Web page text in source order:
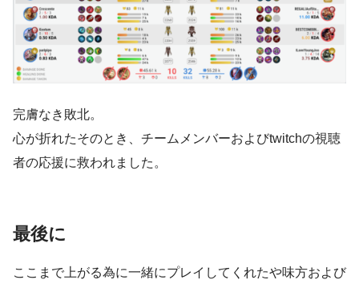
完膚なき敗北。
心が折れたそのとき、チームメンバーおよびtwitchの視聴
者の応援に救われました。
最後に
ここまで上がる為に一緒にプレイしてくれたや味方および